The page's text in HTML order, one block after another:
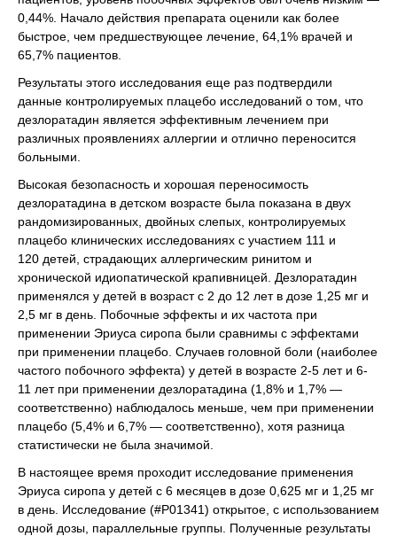
0,44%. Начало действия препарата оценили как более
быстрое, чем предшествующее лечение, 64,1% врачей и
65,7% пациентов.
Результаты этого исследования еще раз подтвердили
данные контролируемых плацебо исследований о том, что
дезлоратадин является эффективным лечением при
различных проявлениях аллергии и отлично переносится
больными.
Высокая безопасность и хорошая переносимость
дезлоратадина в детском возрасте была показана в двух
рандомизированных, двойных слепых, контролируемых
плацебо клинических исследованиях с участием 111 и
120 детей, страдающих аллергическим ринитом и
хронической идиопатической крапивницей. Дезлоратадин
применялся у детей в возраст с 2 до 12 лет в дозе 1,25 мг и
2,5 мг в день. Побочные эффекты и их частота при
применении Эриуса сиропа были сравнимы с эффектами
при применении плацебо. Случаев головной боли (наиболее
частого побочного эффекта) у детей в возрасте 2-5 лет и 6-
11 лет при применении дезлоратадина (1,8% и 1,7% —
соответственно) наблюдалось меньше, чем при применении
плацебо (5,4% и 6,7% — соответственно), хотя разница
статистически не была значимой.
В настоящее время проходит исследование применения
Эриуса сиропа у детей с 6 месяцев в дозе 0,625 мг и 1,25 мг
в день. Исследование (#Р01341) открытое, с использованием
одной дозы, параллельные группы. Полученные результаты